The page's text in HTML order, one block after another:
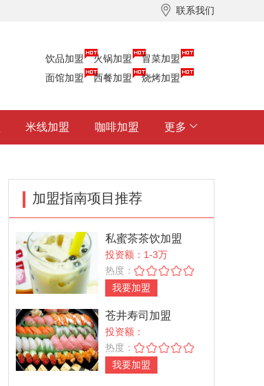
联系我们
饮品加盟 火锅加盟
冒菜加盟
面馆加盟
西餐加盟 烧烤加盟
米线加盟 咖啡加盟 更多
加盟指南项目推荐
私蜜茶茶饮加盟
投资额：1-3万
热度：
我要加盟
苍井寿司加盟
投资额：
热度：
我要加盟